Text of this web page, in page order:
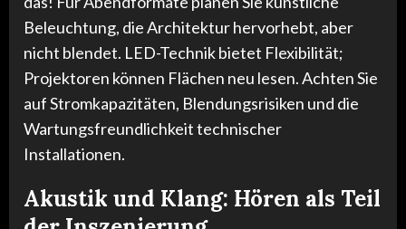
Beleuchtung, die Architektur hervorhebt, aber
nicht blendet. LED-Technik bietet Flexibilität;
Projektoren können Flächen neu lesen. Achten Sie
auf Stromkapazitäten, Blendungsrisiken und die
Wartungsfreundlichkeit technischer
Installationen.
Akustik und Klang: Hören als Teil